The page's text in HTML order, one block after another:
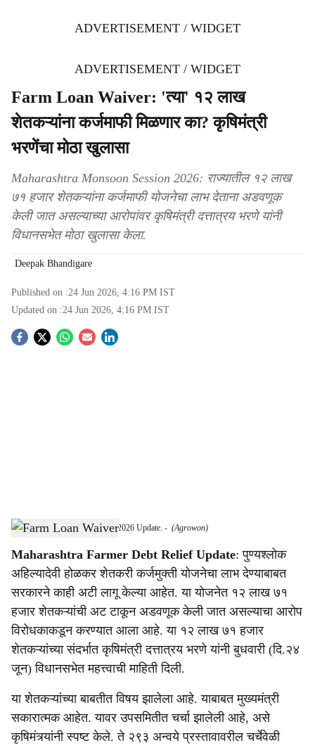
ADVERTISEMENT / WIDGET
ADVERTISEMENT / WIDGET
Farm Loan Waiver: 'त्या' १२ लाख
शेतकऱ्यांना कर्जमाफी मिळणार का? कृषिमंत्री
भरणेंचा मोठा खुलासा
Maharashtra Monsoon Session 2026: राज्यातील १२ लाख
७१ हजार शेतकऱ्यांना कर्जमाफी योजनेचा लाभ देताना अडवणूक
केली जात असल्याच्या आरोपांवर कृषिमंत्री दत्तात्रय भरणे यांनी
विधानसभेत मोठा खुलासा केला.
Deepak Bhandigare
Published on :24 Jun 2026, 4:16 PM IST
Updated on :24 Jun 2026, 4:16 PM IST
S
a
r
e
Maharashtra Monsoon Session 2026 Update. - (Agrowon)
Maharashtra Farmer Debt Relief Update: पुण्यश्लोक
अहिल्यादेवी होळकर शेतकरी कर्जमुक्ती योजनेचा लाभ देण्याबाबत
सरकारने काही अटी लागू केल्या आहेत. या योजनेत १२ लाख ७१
हजार शेतकऱ्यांची अट टाकून अडवणूक केली जात असल्याचा आरोप
विरोधकाकडून करण्यात आला आहे. या १२ लाख ७१ हजार
शेतकऱ्यांच्या संदर्भात कृषिमंत्री दत्तात्रय भरणे यांनी बुधवारी (दि.२४
जून) विधानसभेत महत्त्वाची माहिती दिली.
या शेतकऱ्यांच्या बाबतीत विषय झालेला आहे. याबाबत मुख्यमंत्री
सकारात्मक आहेत. यावर उपसमितीत चर्चा झालेली आहे, असे
कृषिमंत्र्यांनी स्पष्ट केले. ते २९३ अन्वये प्रस्तावावरील चर्चेवेळी